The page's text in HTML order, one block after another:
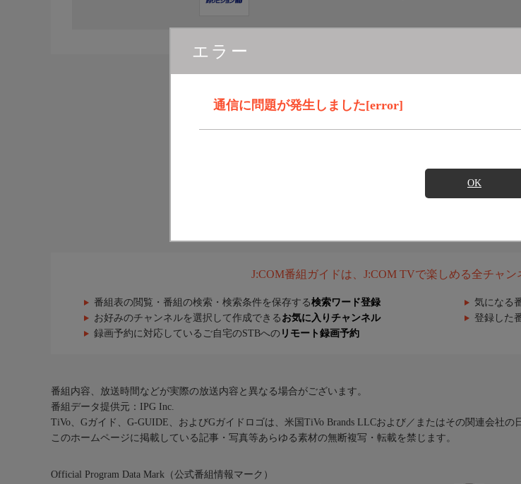
エラー
通信に問題が発生しました[error]
OK
J:COM番組ガイドは、J:COM TVで楽しめる全チャン
番組表の閲覧・番組の検索・検索条件を保存する検索ワード登録 気になる
お好みのチャンネルを選択して作成できる お気に入りチャンネル 登録した
録画予約に対応しているご自宅のSTBへの リモート録画予約
番組内容、放送時間などが実際の放送内容と異なる場合がございます。
番組データ提供元：IPG Inc.
TiVo、Gガイド、G-GUIDE、およびGガイドロゴは、米国TiVo Brands LLCおよび／またはその関連会社の
このホームページに掲載している記事・写真等あらゆる素材の無断複写・転載を禁じます。
Official Program Data Mark（公式番組情報マーク）